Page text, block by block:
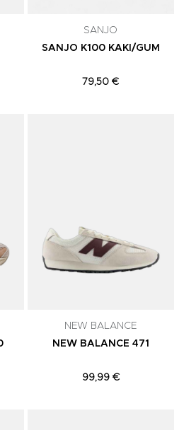
SANJO
SANJO K100 KAKI/GUM
79,50 €
NEW BALANCE
NEW BALANCE 471
99,99 €